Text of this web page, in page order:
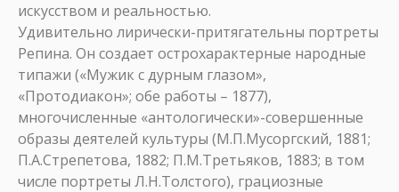
искусством и реальностью.
Удивительно лирически-притягательны портреты
Репина. Он создает острохарактерные народные
типажи («Мужик с дурным глазом»,
«Протодиакон»; обе работы – 1877),
многочисленные «антологически»-совершенные
образы деятелей культуры (М.П.Мусоргский, 1881;
П.А.Стрепетова, 1882; П.М.Третьяков, 1883; в том
числе портреты Л.Н.Толстого), грациозные